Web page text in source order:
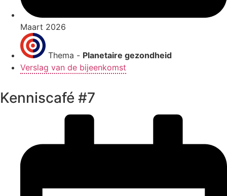
Maart 2026
Thema - Planetaire gezondheid
Verslag van de bijeenkomst
Kenniscafé #7